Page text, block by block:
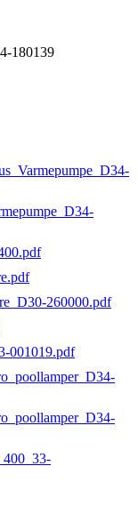
180139
260000.pdf
001019.pdf